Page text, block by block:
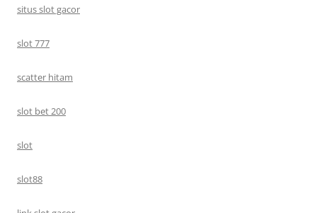
situs slot gacor
slot 777
scatter hitam
slot bet 200
slot
slot88